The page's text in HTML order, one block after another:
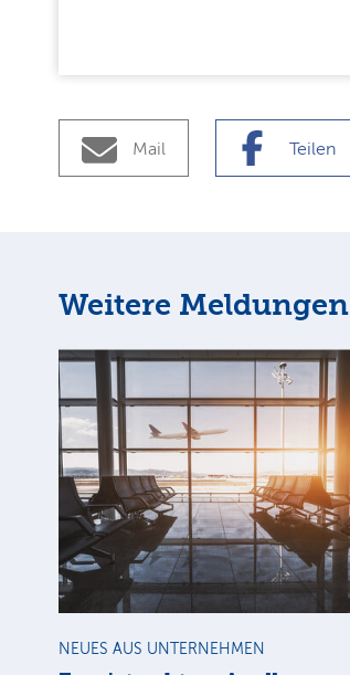
Mail Teilen
Weitere Meldungen
NEUES AUS UNTERNEHMEN